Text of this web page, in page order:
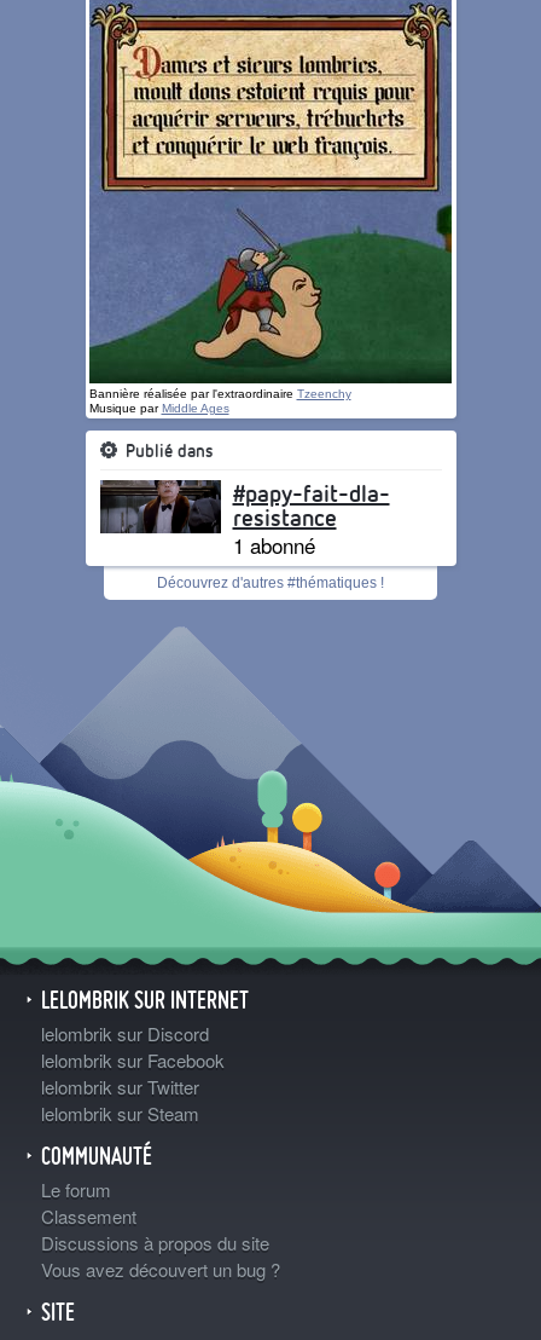
Bannière réalisée par l'extraordinaire Tzeenchy
Musique parMiddle Ages
Publié dans
#papy-fait-dla-
resistance
1 abonné
Découvrez d'autres #thématiques !
LELOMBRIK SUR INTERNET
lelombrik sur Discord
lelombrik sur Facebook
lelombrik sur Twitter
lelombrik sur Steam
COMMUNAUTÉ
Le forum
Classement
Discussions à propos du site
Vous avez découvert un bug ?
SITE